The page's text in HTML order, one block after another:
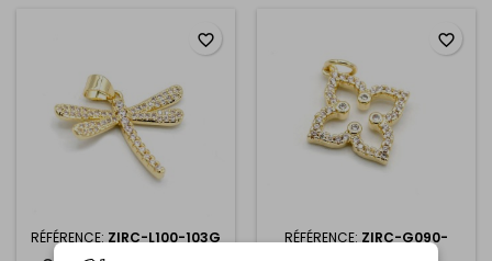
RÉFÉRENCE: ZIRC-L100-103G
favorite_border
RÉFÉRENCE: ZIRC-G090-
favorite_border